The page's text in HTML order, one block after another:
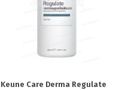
Keune Care Derma Regulate